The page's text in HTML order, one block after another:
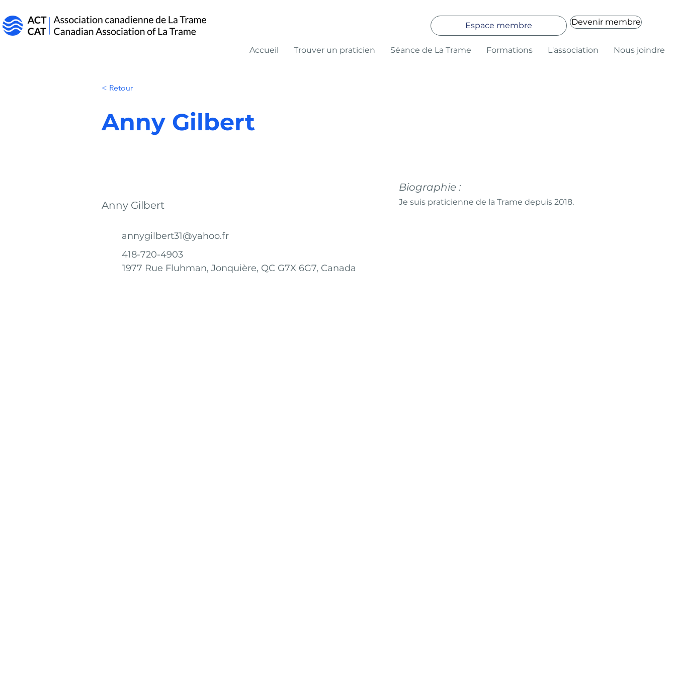
Espace membre Devenir membre
Accueil Trouver un praticien Séance de La Trame Formations L'association Nous joindre
< Retour
Anny Gilbert
Anny Gilbert
annygilbert31@yahoo.fr
418-720-4903
1977 Rue Fluhman, Jonquière, QC G7X 6G7, Canada
Biographie :
Je suis praticienne de la Trame depuis 2018.